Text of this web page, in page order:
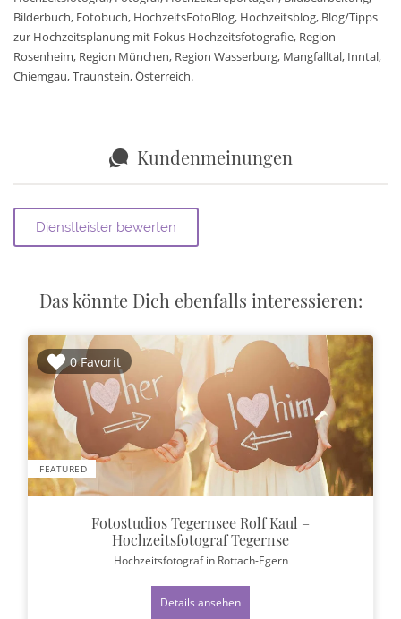
Bilderbuch, Fotobuch, HochzeitsFotoBlog, Hochzeitsblog, Blog/Tipps
zur Hochzeitsplanung mit Fokus Hochzeitsfotografie, Region
Rosenheim, Region München, Region Wasserburg, Mangfalltal, Inntal,
Chiemgau, Traunstein, Österreich.
Kundenmeinungen
Das könnte Dich ebenfalls interessieren:
0 Favorit
FEATURED
Fotostudios Tegernsee Rolf Kaul –
Hochzeitsfotograf Tegernse
Hochzeitsfotografin Rottach-Egern
Details ansehen